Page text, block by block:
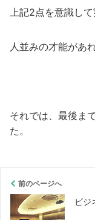
上記2点を意識し
人並みの才能があ
それでは、最後ま
た。
前のページへ
ビジ